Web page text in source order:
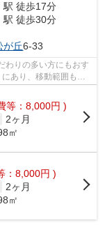
駅 徒歩17分
駅 徒歩30分
が丘6-33
わりの多い方にもおす
あり、移動範囲も広
等：8,000円 )
2ヶ月
㎡
：8,000円 )
2ヶ月
㎡